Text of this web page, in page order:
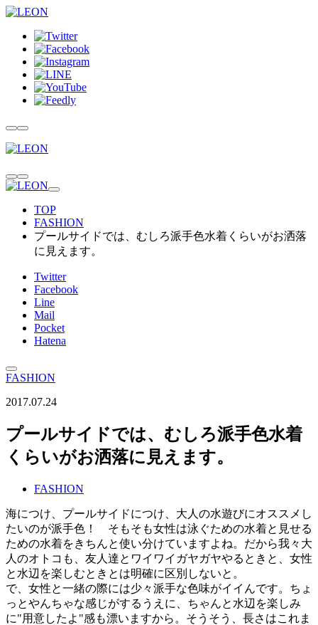
TOP
FASHION
プールサイドでは、むしろ派手色水着くらいがお洒落
に見えます。
Twitter
Facebook
Line
Mail
Pocket
Hatena
FASHION
2017.07.24
プールサイドでは、むしろ派手色水着
くらいがお洒落に見えます。
FASHION
海につけ、プールサイドにつけ、大人の水遊びにオススメし
たいのが派手色！ そもそも女性は泳ぐための水着と見せる
ための水着をきちんと使い分けていますよね。だから我々大
人のオトコも、友人達とワイワイガヤガヤやるときと、女性
と水辺を楽しむときとは明確に区別しないと。
で、女性と一緒の際には少々派手な色味がイイんです。ちょ
っとやんちゃな感じがするうえに、ちゃんと水辺を楽しみ
に"用意したよ"感も漂いますから。そうそう、長さはこれま